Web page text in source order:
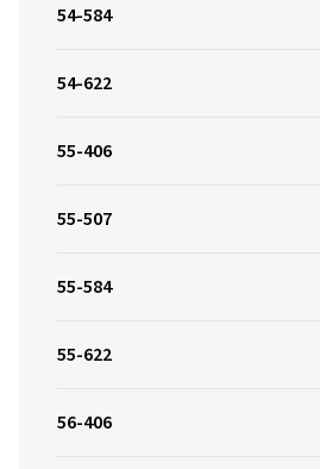
54-584
54-622
55-406
55-507
55-584
55-622
56-406